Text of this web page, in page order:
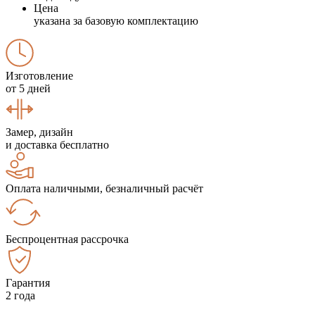
Цена
указана за базовую комплектацию
Изготовление
от 5 дней
Замер, дизайн
и доставка бесплатно
Оплата наличными, безналичный расчёт
Беспроцентная рассрочка
Гарантия
2 года